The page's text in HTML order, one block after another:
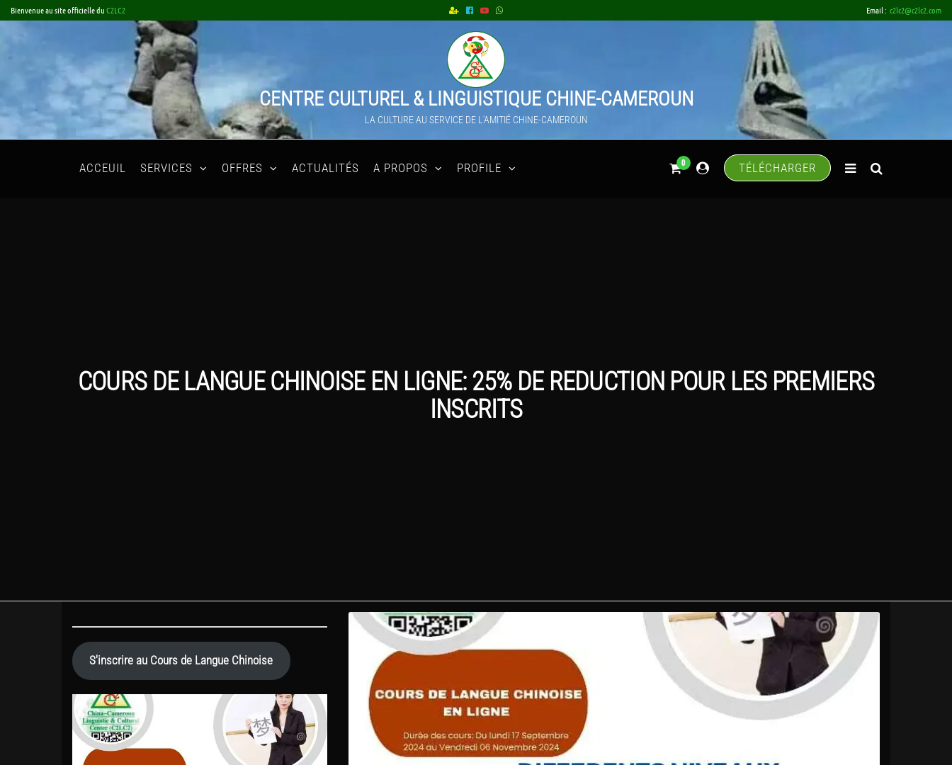
SkipBienvenue au site officielle duC2LC2 Email : c2lc2@c2lc2.com
CENTRE CULTUREL & LINGUISTIQUE CHINE-CAMEROUN
LA CULTURE AU SERVICE DE L'AMITIÉ CHINE-CAMEROUN
TÉLÉCHARGER
0
ACCEUIL SERVICES OFFRES ACTUALITÉS A PROPOS PROFILE
COURS DE LANGUE CHINOISE EN LIGNE: 25% DE REDUCTION POUR LES PREMIERS
INSCRITS
S'inscrire au Cours de Langue Chinoise